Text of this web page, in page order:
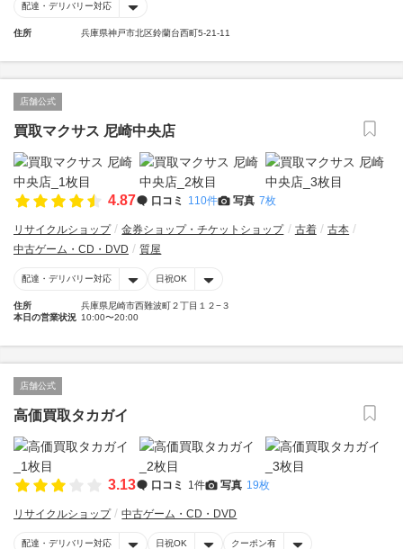
配達・デリバリー対応
住所 兵庫県神戸市北区鈴蘭台西町5-21-11
店舗公式
買取マクサス 尼崎中央店
4.87 口コミ 110件 写真 7枚
リサイクルショップ 金券ショップ・チケットショップ 古着
古本
中古ゲーム・CD・DVD
質屋
配達・デリバリー対応 日祝OK
住所
兵庫県尼崎市西難波町２丁目１２−３
本日の営業状況 10:00〜20:00
店舗公式
高価買取タカガイ
3.13 口コミ 1件 写真 19枚
リサイクルショップ 中古ゲーム・CD・DVD
配達・デリバリー対応 日祝OK クーポン有